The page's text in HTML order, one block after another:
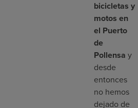
bicicletas y
motos en
el Puerto
de
Pollensa y
desde
entonces
no hemos
dejado de